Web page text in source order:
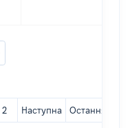
2 Наступна Остання